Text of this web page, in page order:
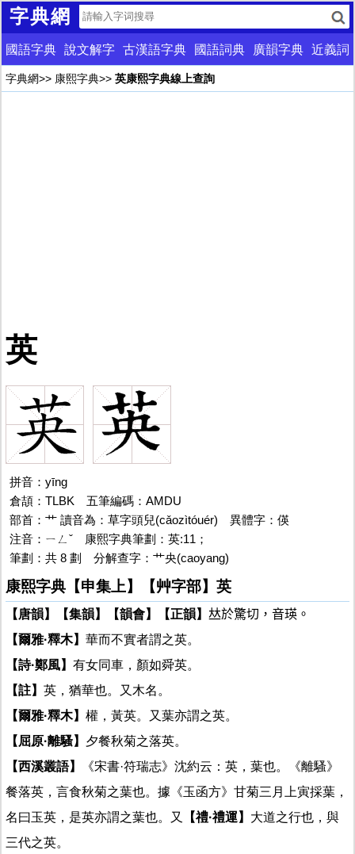
字典網
國語字典 說文解字 古漢語字典 國語詞典 廣韻字典 近義詞
字典網>> 康熙字典>> 英康熙字典線上查詢
英
拼音：yīng
倉頡：TLBK
五筆編碼：AMDU
部首：艹 讀音為：草字頭兒(cǎozìtóuér) 異體字：偀
注音：ㄧㄥˇ 康熙字典筆劃：英:11；
筆劃：共 8 劃
分解查字：艹央(caoyang)
康熙字典【申集上】【艸字部】英
【唐韻】 【集韻】 【韻會】 【正韻】 𠀤於驚切，音瑛。
【爾雅·釋木】 華而不實者謂之英。
【詩·鄭風】 有女同車，顏如舜英。
【註】 英，猶華也。又木名。
【爾雅·釋木】 權，黃英。又葉亦謂之英。
【屈原·離騷】 夕餐秋菊之落英。
【西溪叢語】
《宋書·符瑞志》沈約云：英，葉也。《離騷》
餐落英，言食秋菊之葉也。據《玉函方》甘菊三月上寅採葉，
名曰玉英，是英亦謂之葉也。又
【禮·禮運】 大道之行也，與
三代之英。